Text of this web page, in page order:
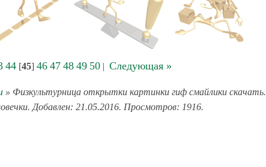
44[45] 46 47 48 49 50| Следующая »
» Физкультурница открытки картинки гиф смайлики скачать.
Добавлен: 21.05.2016. Просмотров: 1916.